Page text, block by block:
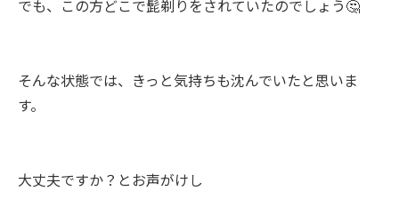
でも、この方どこで髭剃りをされていたのでしょう🤔
そんな状態では、きっと気持ちも沈んでいたと思いま
す。
大丈夫ですか？とお声がけし